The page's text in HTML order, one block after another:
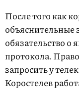
После того как
объяснительные
обязательство о
протокола.
запросить у
Коростелев